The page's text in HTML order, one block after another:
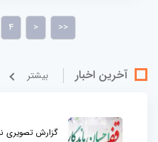
4 > >>
آخرین اخبار بيشتر
گزارش تصویری